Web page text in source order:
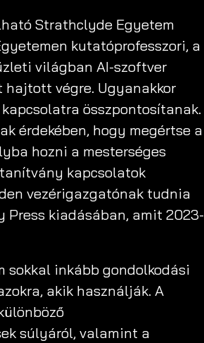
Strathclyde Egyetem
kutatóprofesszori, a
világban AI-szoftver
végre. Ugyanakkor
összpontosítanak.
érdekében, hogy megértse a
hozni a mesterséges
kapcsolatok
vezérigazgatónak tudnia
kiadásában, amit 2023-
sokkal inkább gondolkodási
akik használják. A
súlyáról, valamint a